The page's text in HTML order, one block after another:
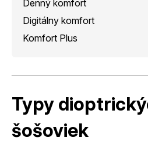
Denný komfort
Digitálny komfort
Komfort Plus
Typy
šošoviek